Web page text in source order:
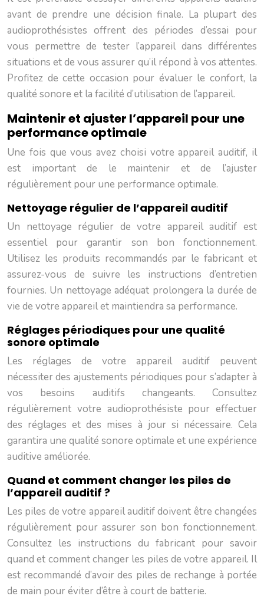
avant de prendre une décision finale. La plupart des
audioprothésistes offrent des périodes d’essai pour
vous permettre de tester l’appareil dans différentes
situations et de vous assurer qu’il répond à vos attentes.
Profitez de cette occasion pour évaluer le confort, la
qualité sonore et la facilité d’utilisation de l’appareil.
Maintenir et ajuster l’appareil pour une
performance optimale
Une fois que vous avez choisi votre appareil auditif, il
est important de le maintenir et de l’ajuster
régulièrement pour une performance optimale.
Nettoyage régulier de l’appareil auditif
Un nettoyage régulier de votre appareil auditif est
essentiel pour garantir son bon fonctionnement.
Utilisez les produits recommandés par le fabricant et
assurez-vous de suivre les instructions d’entretien
fournies. Un nettoyage adéquat prolongera la durée de
vie de votre appareil et maintiendra sa performance.
Réglages périodiques pour une qualité
sonore optimale
Les réglages de votre appareil auditif peuvent
nécessiter des ajustements périodiques pour s’adapter à
vos besoins auditifs changeants. Consultez
régulièrement votre audioprothésiste pour effectuer
des réglages et des mises à jour si nécessaire. Cela
garantira une qualité sonore optimale et une expérience
auditive améliorée.
Quand et comment changer les piles de
l’appareil auditif ?
Les piles de votre appareil auditif doivent être changées
régulièrement pour assurer son bon fonctionnement.
Consultez les instructions du fabricant pour savoir
quand et comment changer les piles de votre appareil. Il
est recommandé d’avoir des piles de rechange à portée
de main pour éviter d’être à court de batterie.